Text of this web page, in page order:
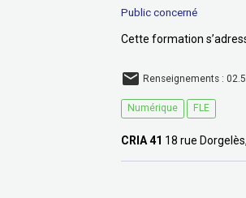
Public concerné
Cette formation
Renseignements :
Numérique FLE
CRIA 41 18 rue